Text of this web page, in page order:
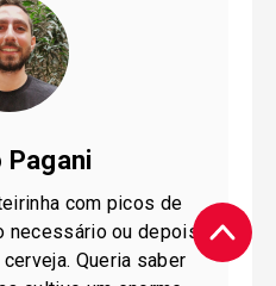
Pagani
com picos de
necessário ou depois
Queria saber